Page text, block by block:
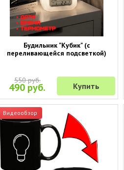
Будильник "Кубик" (с
переливающейся подсветкой)
550 руб.
490 руб. Купить
Видеообзор